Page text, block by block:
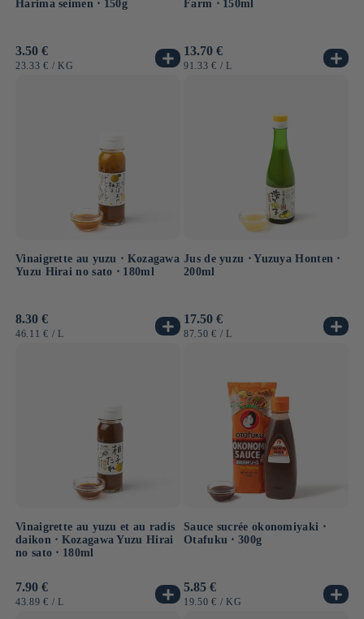
Harima seimen ⋅ 150g
Prix
habituel
3.50 €
PRIX
23.33 € / PAR
KG
Farm ⋅ 150ml
Prix
habituel
13.70 €
PRIX
91.33 € / PAR
L
Vinaigrette au yuzu ⋅ Kozagawa
Yuzu Hirai no sato ⋅ 180ml
Prix
habituel
8.30 €
PRIX
46.11 € / PAR
L
Jus de yuzu ⋅ Yuzuya Honten ⋅
200ml
Prix
habituel
17.50 €
PRIX
87.50 € / PAR
L
Vinaigrette au yuzu et au radis
daikon ⋅ Kozagawa Yuzu Hirai
no sato ⋅ 180ml
Prix
habituel
7.90 €
PRIX
43.89 € / PAR
L
Sauce sucrée okonomiyaki ⋅
Otafuku ⋅ 300g
Prix
habituel
5.85 €
PRIX
19.50 € / PAR
KG